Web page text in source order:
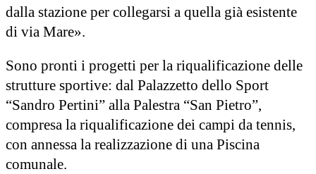
dalla stazione per collegarsi a quella già esistente
di via Mare».
Sono pronti i progetti per la riqualificazione delle
strutture sportive: dal Palazzetto dello Sport
“Sandro Pertini” alla Palestra “San Pietro”,
compresa la riqualificazione dei campi da tennis,
con annessa la realizzazione di una Piscina
comunale.